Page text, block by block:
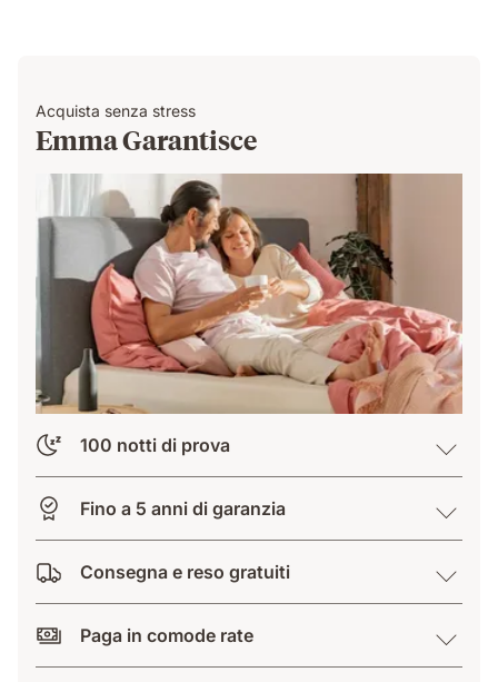
Acquista senza stress
Emma Garantisce
100 notti di prova
Fino a 5 anni di garanzia
Consegna e reso gratuiti
Paga in comode rate